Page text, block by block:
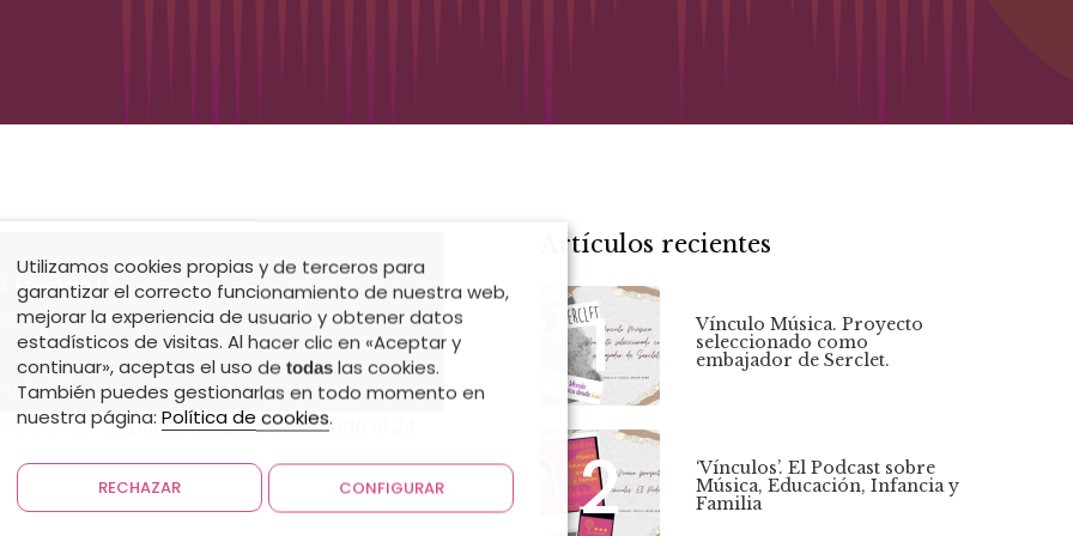
Episodio 17.
Fast
Forward
30
seconds
00:00 / 20:18
COMPARTIR
ventana|Duración: 20:18|Grabado el 24
Artículos recientes
1
Vínculo Música. Proyecto
seleccionado como
embajador de Serclet.
2
‘Vínculos’. El Podcast sobre
Música, Educación, Infancia y
Familia
Utilizamos cookies propias y de terceros para
garantizar el correcto funcionamiento de nuestra web,
mejorar la experiencia de usuario y obtener datos
estadísticos de visitas. Al hacer clic en «Aceptar y
continuar», aceptas el uso de todas las cookies.
También puedes gestionarlas en todo momento en
nuestra página: Política de cookies.
RECHAZAR CONFIGURAR